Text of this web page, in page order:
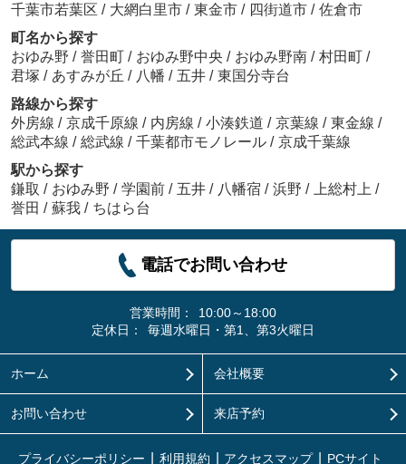
千葉市若葉区 / 大網白里市 / 東金市 / 四街道市 / 佐倉市
町名から探す
おゆみ野 / 誉田町 / おゆみ野中央 / おゆみ野南 / 村田町 /
君塚 / あすみが丘 / 八幡 / 五井 / 東国分寺台
路線から探す
外房線 / 京成千原線 / 内房線 / 小湊鉄道 / 京葉線 / 東金線 /
総武本線 / 総武線 / 千葉都市モノレール / 京成千葉線
駅から探す
鎌取 / おゆみ野 / 学園前 / 五井 / 八幡宿 / 浜野 / 上総村上 /
誉田 / 蘇我 / ちはら台
電話でお問い合わせ
営業時間：
10:00～18:00
定休日：
毎週水曜日・第1、第3火曜日
ホーム 会社概要
お問い合わせ 来店予約
プライバシーポリシー 利用規約 アクセスマップ PCサイト